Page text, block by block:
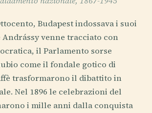
Budapest indossava i suoi
venne tracciato con
il Parlamento sorse
come il fondale gotico di
trasformarono il dibattito in
Nel 1896 le celebrazioni del
i mille anni dalla conquista